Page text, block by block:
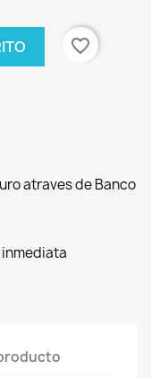
favorite_border
atraves de Banco